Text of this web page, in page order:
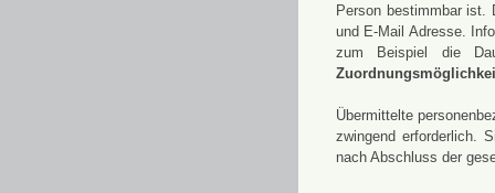
Person bestimmbar ist.
und E-Mail Adresse.
zum Beispiel die
Übermittelte
zwingend erforderlich.
nach Abschluss der